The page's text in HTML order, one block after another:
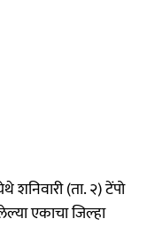
शनिवारी (ता. २) टेंपो
एकाचा जिल्हा